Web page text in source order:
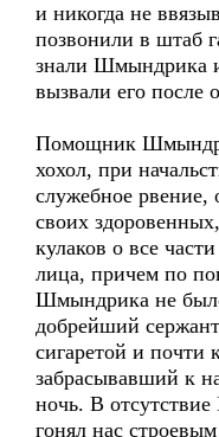
и никогда не
позвонили в штаб
знали Шмындрика
вызвали его после
Помощник
хохол, при
служебное рвение,
своих
кулаков о все
лица, причем по
Шмындрика не
добрейший
сигаретой и почти
забрасывавший к
ночь. В
гонял нас